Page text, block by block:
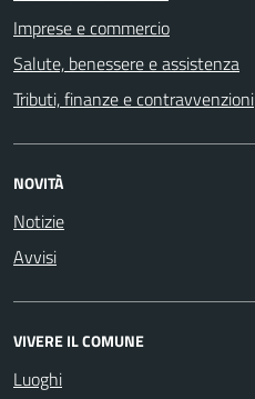
Imprese e commercio
Salute, benessere e assistenza
Tributi, finanze e contravvenzioni
NOVITÀ
Notizie
Avvisi
VIVERE IL COMUNE
Luoghi